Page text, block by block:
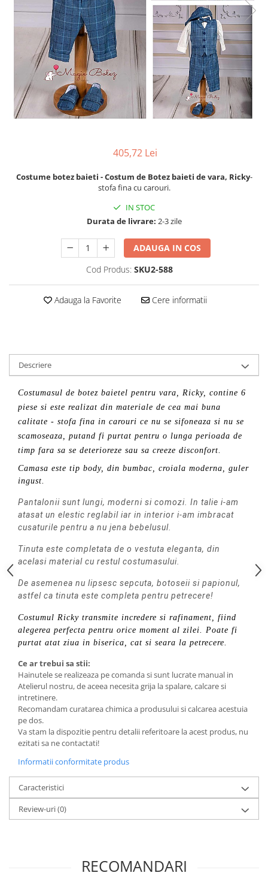
Cercei din aur dama
Cercei de aur lungi cu lant
Cercei din aur tortite
Cercei din aur alb
Cercei aur cu surub
405,72 Lei
Costume botez baieti - Costum de Botez baieti de vara, Ricky-
stofa fina cu carouri.
IN STOC
Durata de livrare: 2-3 zile
ADAUGA IN COS
Cod Produs: SKU2-588
Adauga la Favorite Cere informatii
Descriere
Costumasul de botez baietel pentru vara, Ricky, contine 6
piese si este realizat din materiale de cea mai buna
calitate - stofa fina in carouri ce nu se sifoneaza si nu se
scamoseaza, putand fi purtat pentru o lunga perioada de
timp fara sa se deterioreze sau sa creeze disconfort.
Camasa este tip body, din bumbac, croiala moderna, guler
ingust.
Pantalonii sunt lungi, moderni si comozi. In talie i-am
atasat un elestic reglabil iar in interior i-am imbracat
cusaturile pentru a nu jena bebelusul.
Tinuta este completata de o vestuta eleganta, din
acelasi material cu restul costumasului.
De asemenea nu lipsesc sepcuta, botoseii si papionul,
astfel ca tinuta este completa pentru petrecere!
Costumul Ricky transmite incredere si rafinament, fiind
alegerea perfecta pentru orice moment al zilei. Poate fi
purtat atat ziua in biserica, cat si seara la petrecere.
Ce ar trebui sa stii:
Hainutele se realizeaza pe comanda si sunt lucrate manual in
Atelierul nostru, de aceea necesita grija la spalare, calcare si
intretinere.
Recomandam curatarea chimica a produsului si calcarea acestuia
pe dos.
Va stam la dispozitie pentru detalii referitoare la acest produs, nu
ezitati sa ne contactati!
Informatii conformitate produs
Caracteristici
Review-uri(0)
RECOMANDARI